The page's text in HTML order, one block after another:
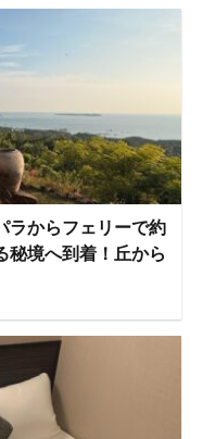
ラからフェリーで約
境へ到着！丘から